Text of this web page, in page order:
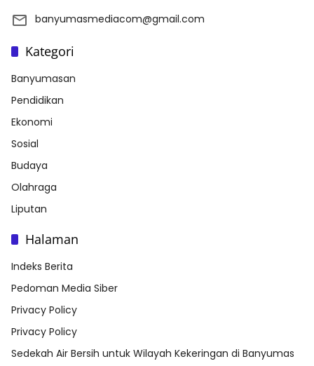
banyumasmediacom@gmail.com
Kategori
Banyumasan
Pendidikan
Ekonomi
Sosial
Budaya
Olahraga
Liputan
Halaman
Indeks Berita
Pedoman Media Siber
Privacy Policy
Privacy Policy
Sedekah Air Bersih untuk Wilayah Kekeringan di Banyumas